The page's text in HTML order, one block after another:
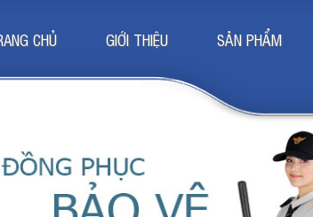
CHỦ GIỚI THIỆU SẢN PHẨM